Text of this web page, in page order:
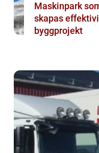
Maskinpark
skapas
byggprojekt